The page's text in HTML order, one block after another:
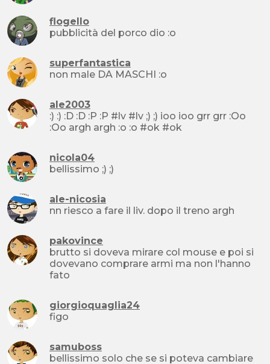
flogello
pubblicità del porco dio :o
superfantastica
non male DA MASCHI :o
ale2003
:) :) :D :D :P :P #lv #lv ;) ;) ioo ioo grr grr :Oo
:Oo argh argh :o :o #ok #ok
nicola04
bellissimo ;) ;)
ale-nicosia
nn riesco a fare il liv. dopo il treno argh
pakovince
brutto si doveva mirare col mouse e poi si
dovevano comprare armi ma non l'hanno
fato
giorgioquaglia24
figo
samuboss
bellissimo solo che se si poteva cambiare